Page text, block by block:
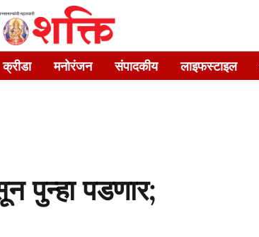
क्रीडा मनोरंजन संपादकीय लाइफस्टाइल
पुन्हा पडणार;